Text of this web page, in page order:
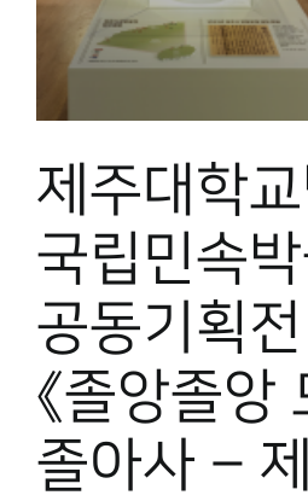
제주대학
국립민속
공동기획전
《졸앙졸앙
졸아사 –